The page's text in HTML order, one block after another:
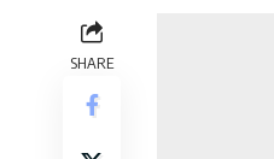
SHARE